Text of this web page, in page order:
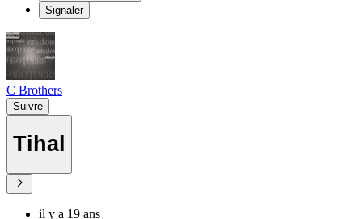
Signaler
C Brothers
Suivre
Tihal
il y a 19 ans